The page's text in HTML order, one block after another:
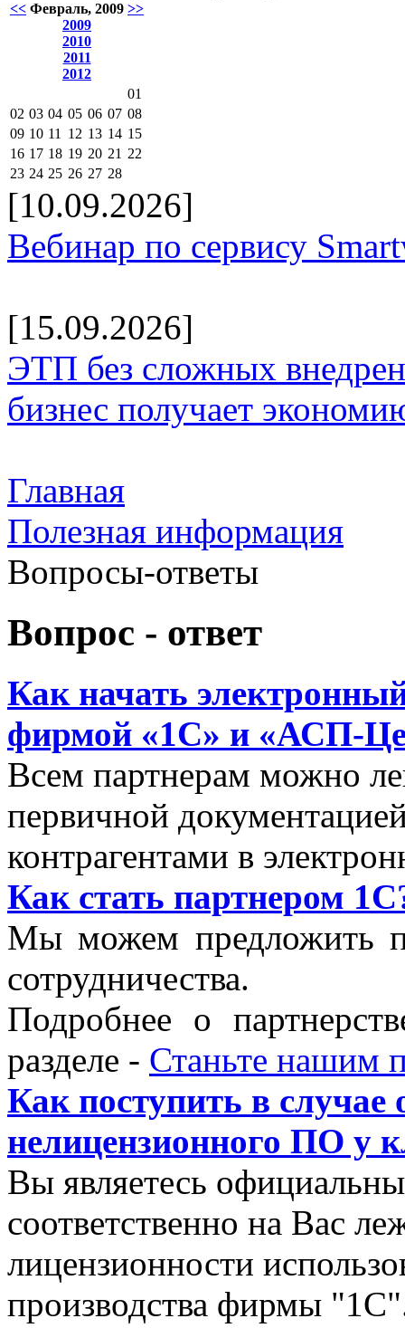
<< Февраль, 2009 >>
2009
2010
2011
2012
01
02 03 04 05 06 07 08
09 10 11 12 13 14 15
16 17 18 19 20 21 22
23 24 25 26 27 28
[10.09.2026]
Вебинар по сервису
[15.09.2026]
ЭТП без сложных
бизнес получает
Главная
Полезная информация
Вопросы-ответы
Вопрос - ответ
Как начать
фирмой «1С» и «АСП-
Всем партнерам можно
первичной
контрагентами в
Как стать партнером
Мы можем предложить
сотрудничества.
Подробнее о
разделе - Станьте нашим
Как поступить в случае
нелицензионного ПО у
Вы являетесь
соответственно на Вас
лицензионности
производства фирмы